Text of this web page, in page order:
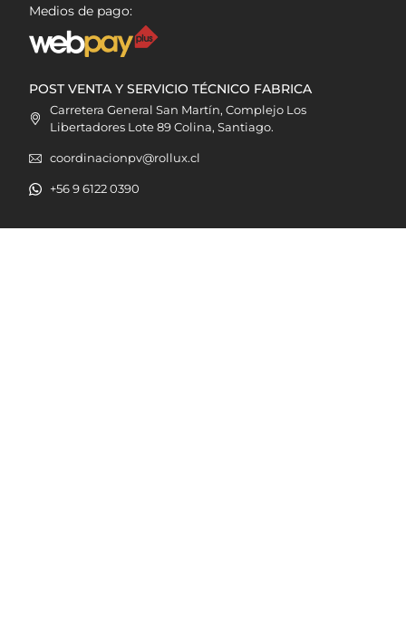
Medios de pago:
POST VENTA Y SERVICIO TÉCNICO FABRICA
Carretera General San Martín, Complejo Los
Libertadores Lote 89 Colina, Santiago.
coordinacionpv@rollux.cl
+56 9 6122 0390